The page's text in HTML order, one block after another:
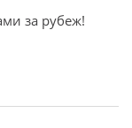
за рубеж!